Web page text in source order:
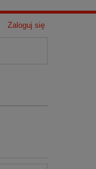
Zaloguj się